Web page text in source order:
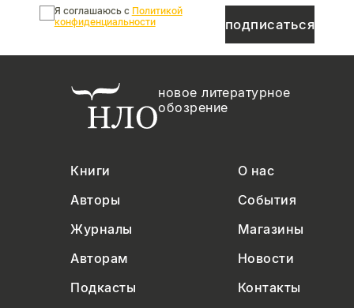
подписаться
Я соглашаюсь с Политикой
конфиденциальности
новое литературное
обозрение
Книги
О нас
Авторы
События
Журналы
Магазины
Авторам
Новости
Подкасты
Контакты